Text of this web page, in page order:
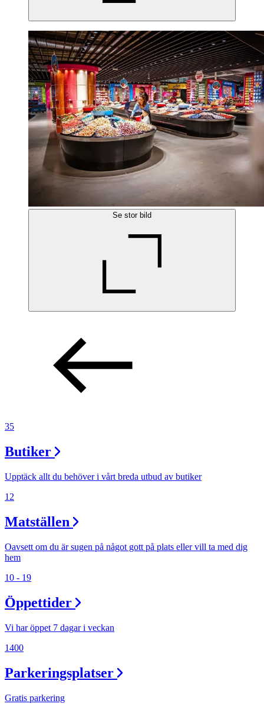
Se stor bild
35
Butiker
Upptäck allt du behöver i vårt breda utbud av butiker
12
Matställen
Oavsett om du är sugen på något gott på plats eller vill ta med dig
hem
10 - 19
Öppettider
Vi har öppet 7 dagar i veckan
1400
Parkeringsplatser
Gratis parkering